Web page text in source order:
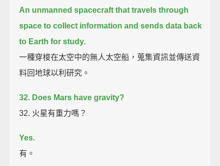
An unmanned spacecraft that travels through
space to collect information and sends data back
to Earth for study.
一種穿梭在太空中的無人太空船，蒐集資訊並傳送資
料回地球以利研究。
32. Does Mars have gravity?
32. 火星有重力嗎？
Yes.
有。